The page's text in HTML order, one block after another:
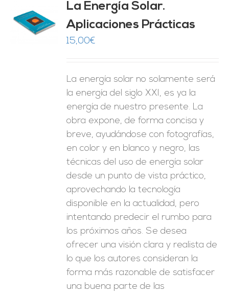
La Energía Solar.
Aplicaciones Prácticas
15,00€
La energía solar no solamente será
la energía del siglo XXI, es ya la
energía de nuestro presente. La
obra expone, de forma concisa y
breve, ayudándose con fotografías,
en color y en blanco y negro, las
técnicas del uso de energía solar
desde un punto de vista práctico,
aprovechando la tecnología
disponible en la actualidad, pero
intentando predecir el rumbo para
los próximos años. Se desea
ofrecer una visión clara y realista de
lo que los autores consideran la
forma más razonable de satisfacer
una buena parte de las